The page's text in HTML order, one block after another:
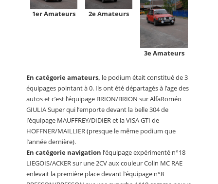
1er Amateurs 2e Amateurs
3e Amateurs
En catégorie amateurs, le podium était constitué de 3
équipages pointant à 0. Ils ont été départagés à l’age des
autos et c’est l’équipage BRION/BRION sur AlfaRoméo
GIULIA Super qui l’emporte devant la belle 304 de
l’équipage MAUFFREY/DIDIER et la VISA GTI de
HOFFNER/MAILLIER (presque le même podium que
l’année dernière).
En catégorie navigation l’équipage expérimenté n°18
LIEGOIS/ACKER sur une 2CV aux couleur Colin MC RAE
enlevait la première place devant l’équipage n°8